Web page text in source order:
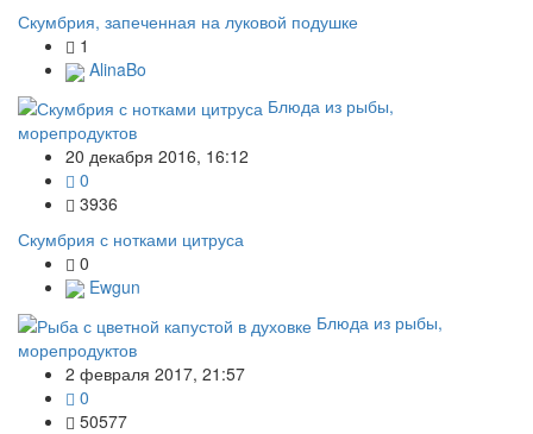
Скумбрия, запеченная на луковой подушке
1
AlinaBo
Блюда из рыбы,
морепродуктов
20 декабря 2016, 16:12
0
3936
Скумбрия с нотками цитруса
0
Ewgun
Блюда из рыбы,
морепродуктов
2 февраля 2017, 21:57
0
50577